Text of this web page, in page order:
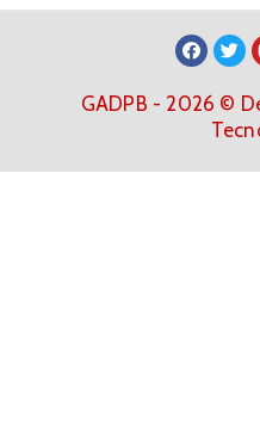
GADPB - 2026 ©